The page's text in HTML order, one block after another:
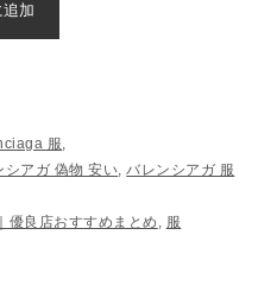
加
服,
シアガ 偽物​ 安い​,バレンシアガ 服
優良店おすすめまとめ , 服